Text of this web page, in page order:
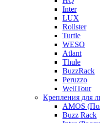
Inter
LUX
Rollster
Turtle
WESO
Atlant
Thule
BuzzRack
Peruzzo
WellTour
Крепления для
AMOS
Buzz Rack